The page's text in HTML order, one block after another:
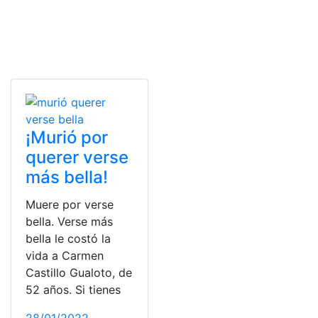
¡Murió por
querer verse
más bella!
Muere por verse
bella. Verse más
bella le costó la
vida a Carmen
Castillo Gualoto, de
52 años. Si tienes